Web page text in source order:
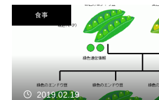
食事
2019.02.19